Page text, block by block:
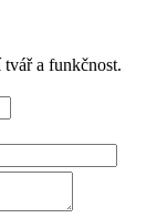
tvář a funkčnost.